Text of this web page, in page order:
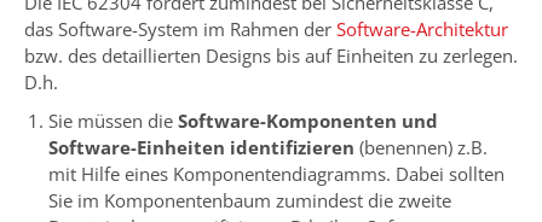
das Software-System im Rahmen der Software-Architektur
bzw. des detaillierten Designs bis auf Einheiten zu zerlegen.
D.h.
Sie müssen die Software-Komponenten und
Software-Einheiten identifizieren (benennen) z.B.
mit Hilfe eines Komponentendiagramms. Dabei sollten
Sie im Komponentenbaum zumindest die zweite